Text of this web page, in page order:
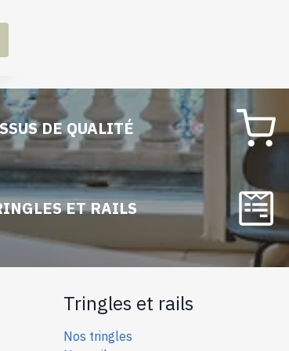
DE QUALITÉ
ET RAILS
Tringles et rails
Nos tringles